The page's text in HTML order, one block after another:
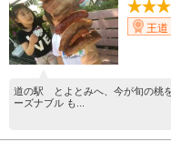
王道
道の駅 とよとみへ、今が旬の桃
ーズナブル も...